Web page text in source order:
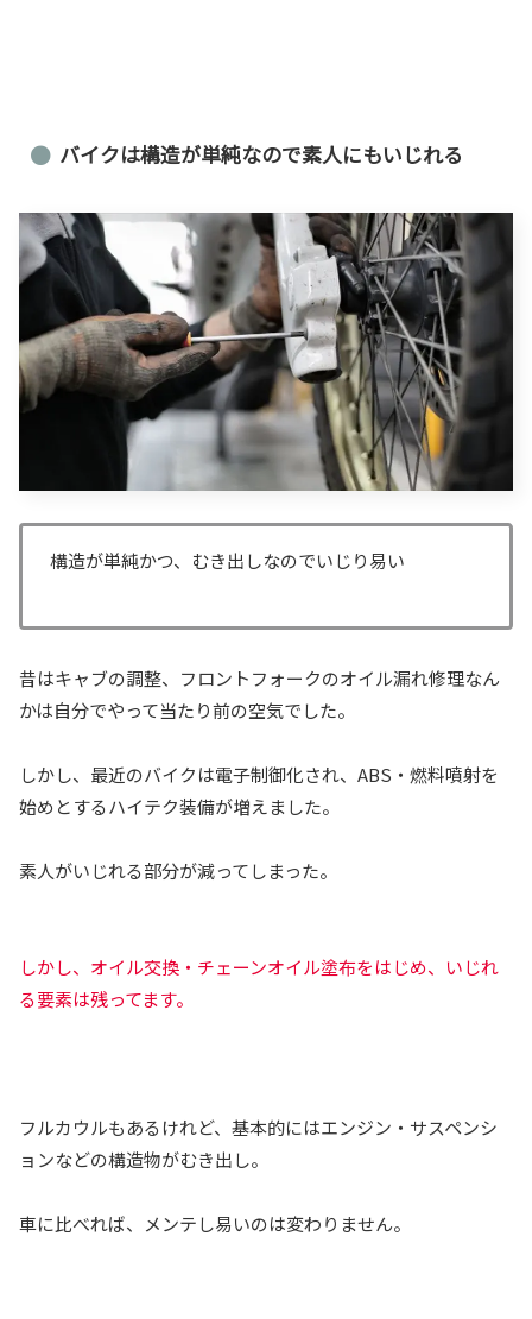
バイクは構造が単純なので素人にもいじれる
構造が単純かつ、むき出しなのでいじり易い
昔はキャブの調整、フロントフォークのオイル漏れ修理なん
かは自分でやって当たり前の空気でした。
しかし、最近のバイクは電子制御化され、ABS・燃料噴射を
始めとするハイテク装備が増えました。
素人がいじれる部分が減ってしまった。
しかし、オイル交換・チェーンオイル塗布をはじめ、いじれ
る要素は残ってます。
フルカウルもあるけれど、基本的にはエンジン・サスペンシ
ョンなどの構造物がむき出し。
車に比べれば、メンテし易いのは変わりません。